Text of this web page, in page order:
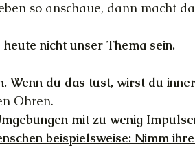
so anschaue, dann macht
nicht unser Thema sein.
Wenn du das tust, wirst du
Ohren.
mit zu wenig
beispielsweise: Nimm